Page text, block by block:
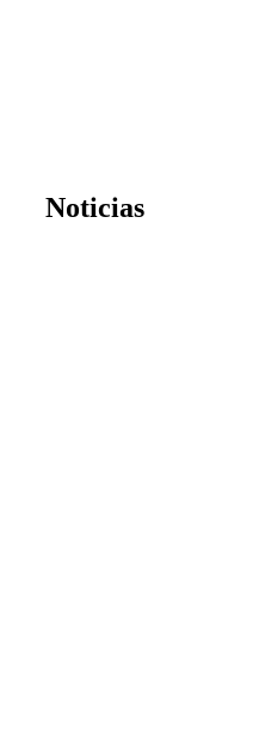
Noticias